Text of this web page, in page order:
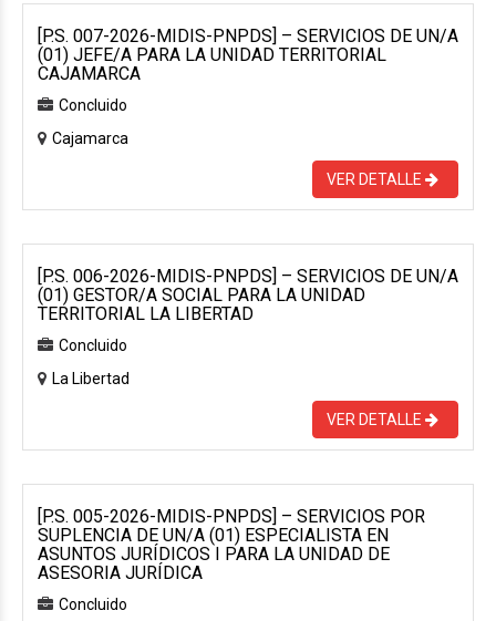
[P.S. 007-2026-MIDIS-PNPDS] – SERVICIOS DE UN/A
(01) JEFE/A PARA LA UNIDAD TERRITORIAL
CAJAMARCA
Concluido
Cajamarca
VER DETALLE
[P.S. 006-2026-MIDIS-PNPDS] – SERVICIOS DE UN/A
(01) GESTOR/A SOCIAL PARA LA UNIDAD
TERRITORIAL LA LIBERTAD
Concluido
La Libertad
VER DETALLE
[P.S. 005-2026-MIDIS-PNPDS] – SERVICIOS POR
SUPLENCIA DE UN/A (01) ESPECIALISTA EN
ASUNTOS JURÍDICOS I PARA LA UNIDAD DE
ASESORIA JURÍDICA
Concluido